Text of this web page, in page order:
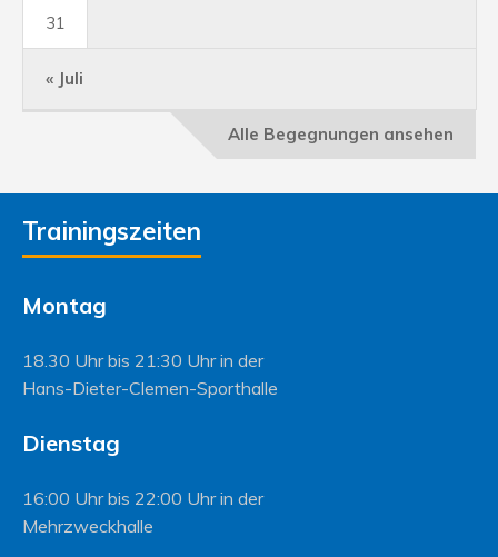
« Juli
31
Alle Begegnungen ansehen
Trainingszeiten
Montag
18.30 Uhr bis 21:30 Uhr in der
Hans-Dieter-Clemen-Sporthalle
Dienstag
16:00 Uhr bis 22:00 Uhr in der
Mehrzweckhalle